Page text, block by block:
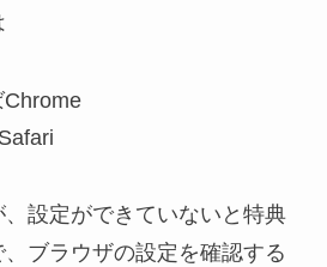
設定ができていないと特典
ブラウザの設定を確認する